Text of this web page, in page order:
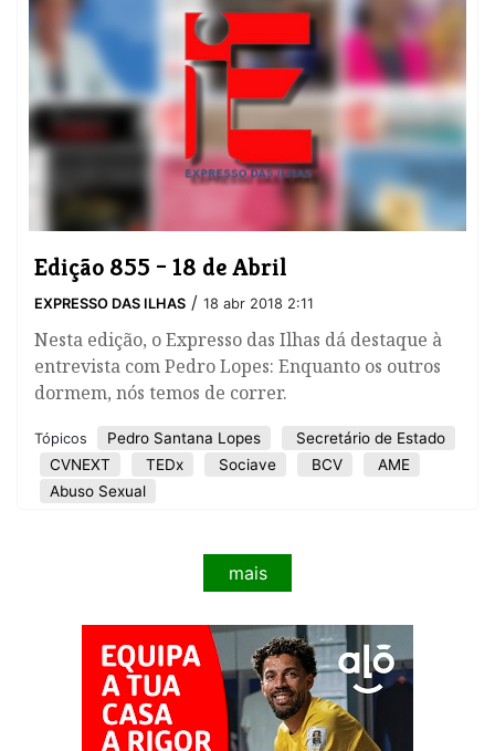
Edição 855 – 18 de Abril
EXPRESSO DAS ILHAS / 18 abr 2018 2:11
Nesta edição, o Expresso das Ilhas dá destaque à
entrevista com Pedro Lopes: Enquanto os outros
dormem, nós temos de correr.
Tópicos Pedro Santana Lopes
Secretário de Estado
CVNEXT
TEDx Sociave BCV
AME
Abuso Sexual
mais